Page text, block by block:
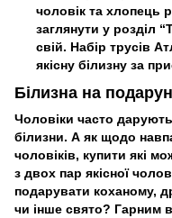
чоловік та хлопець
заглянути у розділ
свій. Набір трусів
якісну білизну за
Білизна на
Чоловіки часто
білизни. А як щодо
чоловіків, купити які
з двох пар якісної
подарувати коханому,
чи інше свято? Гарним